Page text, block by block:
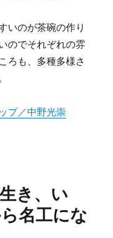
いのが茶碗の作り
のでそれぞれの雰
ろも、多種多様さ
プ／中野光崇
き、い
名工にな